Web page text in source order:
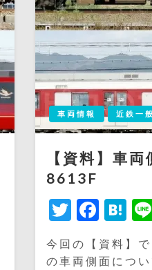
車両情報 近鉄一
【資料】車
8613F
今回の【資料】
の車両側面につ